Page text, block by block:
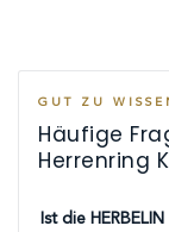
GUT ZU
Häufige
Herrenring
Ist die